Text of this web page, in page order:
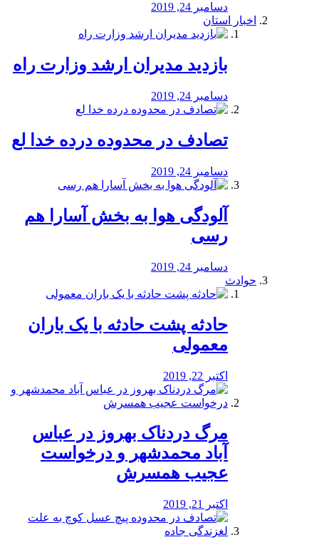
دسامبر 24, 2019
اخبار استان
بازدید مدیران ارشد وزارت راه
دسامبر 24, 2019
تصادف در محدوده درده خدا لع
دسامبر 24, 2019
آلودگی هوا به بخش آسارا هم
رسی
دسامبر 24, 2019
حوادث
️حادثه پشت حادثه با یک باران
معمولی
اکتبر 22, 2019
مرگ دردناک بهروز در عباس
آباد محمدشهر و درخواست
عجیب همسرش
اکتبر 21, 2019